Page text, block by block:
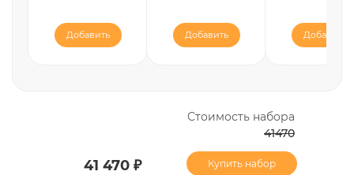
Добавить Добавить Добавить
Стоимость набора
41470
41 470 ₽ Купить набор